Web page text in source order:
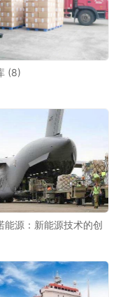
(8)
能源：新能源技术的创